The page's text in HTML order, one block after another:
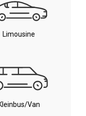
Limousine
Van